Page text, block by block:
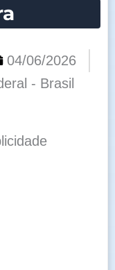
04/06/2026
- Brasil